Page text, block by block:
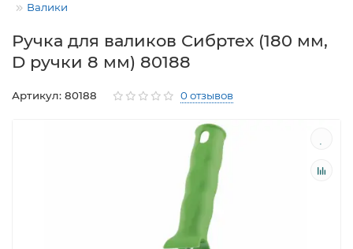
Валики
Ручка для валиков Сибртех (180 мм,
D ручки 8 мм) 80188
Артикул: 80188 0 отзывов